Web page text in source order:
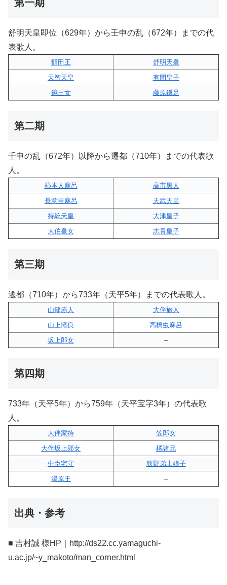
第一期
舒明天皇即位（629年）から壬申の乱（672年）までの代
表歌人。
額田王
舒明天皇
天智天皇
有間皇子
鏡王女
藤原鎌足
第二期
壬申の乱（672年）以降から遷都（710年）までの代表歌
人。
柿本人麻呂
高市黒人
長意吉麻呂
天武天皇
持統天皇
大津皇子
大伯皇女
志貴皇子
第三期
遷都（710年）から733年（天平5年）までの代表歌人。
山部赤人
大伴旅人
山上憶良
高橋虫麻呂
坂上郎女
–
第四期
733年（天平5年）から759年（天平宝字3年）の代表歌
人。
大伴家持
笠郎女
大伴坂上郎女
橘諸兄
中臣宅守
狭野弟上娘子
湯原王
–
出典・参考
■ 吉村誠 様HP｜http://ds22.cc.yamaguchi-
u.ac.jp/~y_makoto/man_corner.html